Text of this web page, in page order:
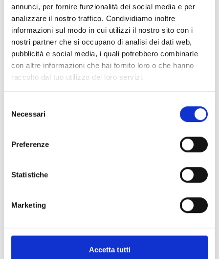
annunci, per fornire funzionalità dei social media e per
analizzare il nostro traffico. Condividiamo inoltre
informazioni sul modo in cui utilizzi il nostro sito con i
nostri partner che si occupano di analisi dei dati web,
pubblicità e social media, i quali potrebbero combinarle
con altre informazioni che hai fornito loro o che hanno
raccolto dal tuo utilizzo dei loro servizi.
delNecessari
Preferenze
Statistiche
Marketing
Accetta tutti
V
Palestra di roccia Mastaun
+39 0473 679148
www.schnalstal.it
Mappa e profilo di elevazione